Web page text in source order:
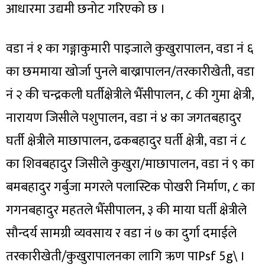
आधारमा उद्यमी छनोट गरिएको छ ।
वडा नं १ का गङ्गाकुमारी पाइजाले कुखुरापालन, वडा नं ६
का छममाया खोर्जा पुनले बाख्रापालन/तरकारीखेती, वडा
नं २ की चन्द्रकली घर्तीक्षेत्रीले भैँसीपालन, ८ की गुमा क्षेत्री,
नारायण जिसीले पशुपालन, वडा नं ४ का जगतबहादुर
घर्ती क्षेत्रीले माछापालन, ढकबहादुर घर्ती क्षेत्री, वडा नं ८
का शिवबहादुर जिसीले कुखुरा/माछापालन, वडा नं ९ का
बमबहादुर गर्बुजा मगरले पलास्टिक पोखरी निर्माण, ८ का
गगनबहादुर महतले भैँसीपालन, ३ की माया घर्ती क्षेत्रीले
सौन्दर्य सामग्री व्यवसाय र वडा नं ७ का दुर्गा दमाईले
तरकारीखेती/कुखुरापालनका लागि ऋण पाPsf 5g\ ।